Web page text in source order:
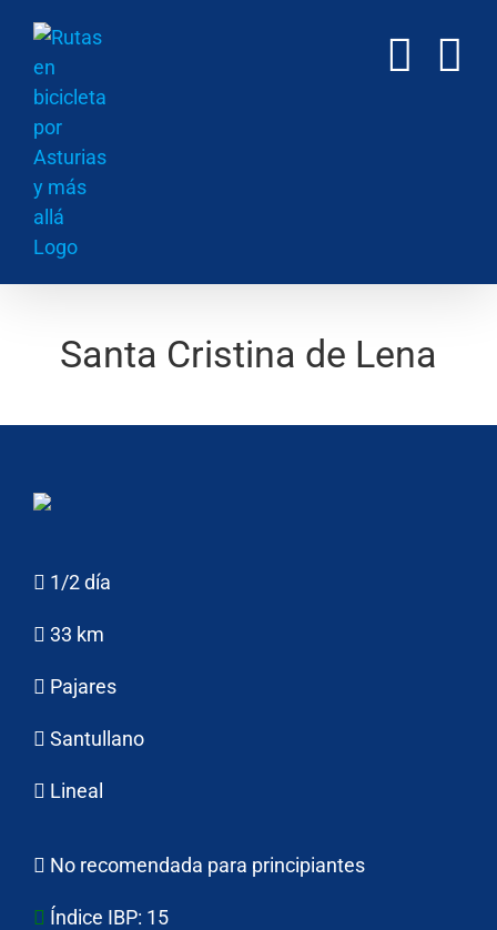
contenido
Santa Cristina de Lena
1/2 día
33 km
Pajares
Santullano
Lineal
No recomendada para principiantes
Índice IBP: 15